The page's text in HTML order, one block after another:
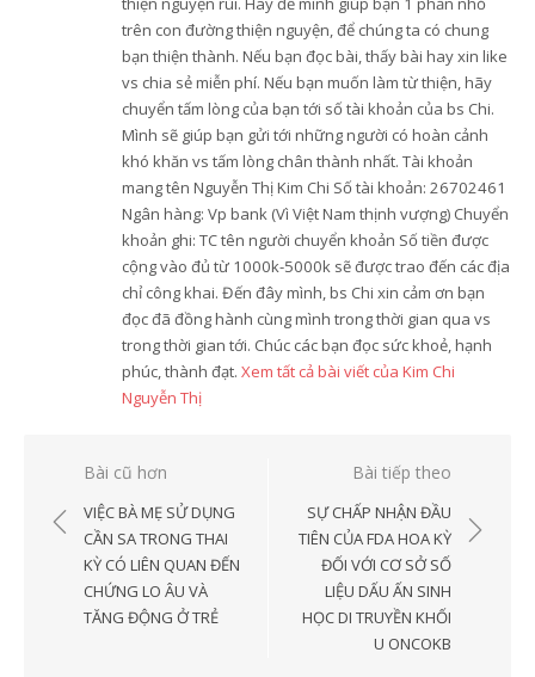
trên con đường thiện nguyện, để chúng ta có chung
bạn thiện thành. Nếu bạn đọc bài, thấy bài hay xin like
vs chia sẻ miễn phí. Nếu bạn muốn làm từ thiện, hãy
chuyển tấm lòng của bạn tới số tài khoản của bs Chi.
Mình sẽ giúp bạn gửi tới những người có hoàn cảnh
khó khăn vs tấm lòng chân thành nhất. Tài khoản
mang tên Nguyễn Thị Kim Chi Số tài khoản: 26702461
Ngân hàng: Vp bank (Vì Việt Nam thịnh vượng) Chuyển
khoản ghi: TC tên người chuyển khoản Số tiền được
cộng vào đủ từ 1000k-5000k sẽ được trao đến các địa
chỉ công khai. Đến đây mình, bs Chi xin cảm ơn bạn
đọc đã đồng hành cùng mình trong thời gian qua vs
trong thời gian tới. Chúc các bạn đọc sức khoẻ, hạnh
phúc, thành đạt. Xem tất cả bài viết của Kim Chi
Nguyễn Thị
Điều
hướng
bài
viết
Bài cũ hơn
VIỆC BÀ MẸ SỬ DỤNG
CẦN SA TRONG THAI
KỲ CÓ LIÊN QUAN ĐẾN
CHỨNG LO ÂU VÀ
TĂNG ĐỘNG Ở TRẺ
Bài tiếp theo
SỰ CHẤP NHẬN ĐẦU
TIÊN CỦA FDA HOA KỲ
ĐỐI VỚI CƠ SỞ SỐ
LIỆU DẤU ẤN SINH
HỌC DI TRUYỀN KHỐI
U ONCOKB